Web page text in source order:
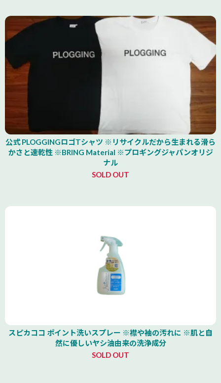
公式 PLOGGINGロゴTシャツ ※リサイクルだから生まれる滑ら
かさと速乾性 ※BRING Material ※プロギングジャパンオリジ
ナル
SOLD OUT
スピカココ ポイント洗いスプレー ※襟や袖の汚れに ※肌と自
然に優しいヤシ油由来の洗浄成分
SOLD OUT